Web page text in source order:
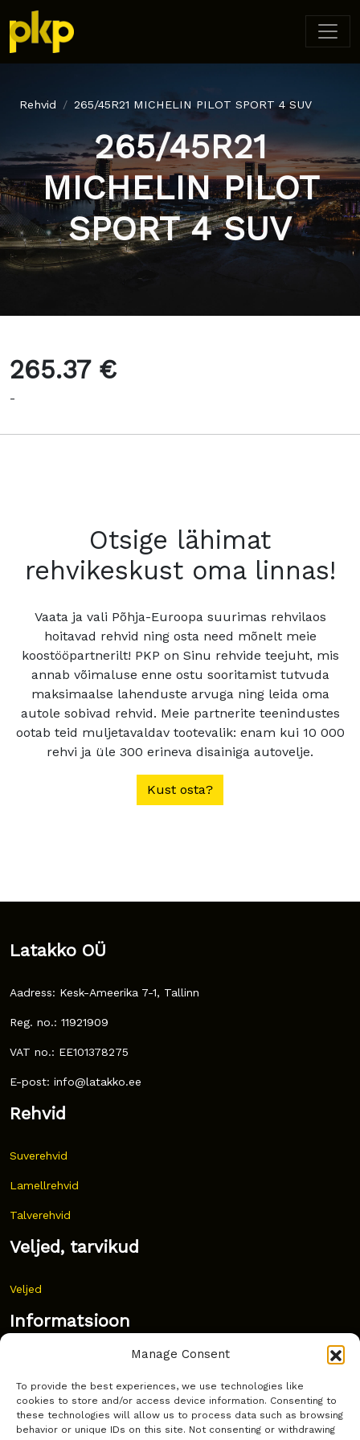
Manage Consent
To provide the best experiences, we use technologies like
cookies to store and/or access device information. Consenting to
these technologies will allow us to process data such as browsing
behavior or unique IDs on this site. Not consenting or withdrawing
Rehvid 265/45R21 MICHELIN PILOT SPORT 4 SUV
265/45R21
MICHELIN PILOT
SPORT 4 SUV
265.37 €
-
Otsige lähimat
rehvikeskust oma linnas!
Vaata ja vali Põhja-Euroopa suurimas rehvilaos
hoitavad rehvid ning osta need mõnelt meie
koostööpartnerilt! PKP on Sinu rehvide teejuht, mis
annab võimaluse enne ostu sooritamist tutvuda
maksimaalse lahenduste arvuga ning leida oma
autole sobivad rehvid. Meie partnerite teenindustes
ootab teid muljetavaldav tootevalik: enam kui 10 000
rehvi ja üle 300 erineva disainiga autovelje.
Kust osta?
Latakko OÜ
Aadress: Kesk-Ameerika 7-1, Tallinn
Reg. no.: 11921909
VAT no.: EE101378275
E-post: info@latakko.ee
Rehvid
Suverehvid
Lamellrehvid
Talverehvid
Veljed, tarvikud
Veljed
Informatsioon
Korduma kippuvad küsimused
Kust osta?